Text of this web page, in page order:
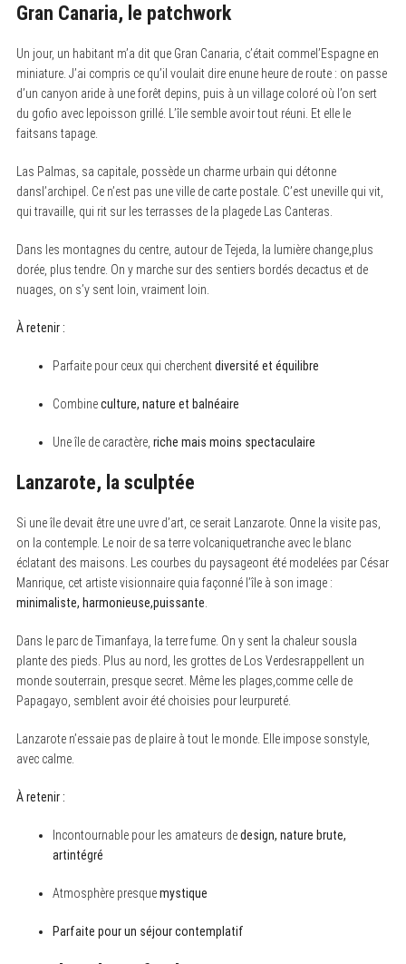
Gran Canaria, le patchwork
Un jour, un habitant m’a dit que Gran Canaria, c’était commel’Espagne en
miniature. J’ai compris ce qu’il voulait dire enune heure de route : on passe
d’un canyon aride à une forêt depins, puis à un village coloré où l’on sert
du gofio avec lepoisson grillé. L’île semble avoir tout réuni. Et elle le
faitsans tapage.
Las Palmas, sa capitale, possède un charme urbain qui détonne
dansl’archipel. Ce n’est pas une ville de carte postale. C’est uneville qui vit,
qui travaille, qui rit sur les terrasses de la plagede Las Canteras.
Dans les montagnes du centre, autour de Tejeda, la lumière change,plus
dorée, plus tendre. On y marche sur des sentiers bordés decactus et de
nuages, on s’y sent loin, vraiment loin.
À retenir :
Parfaite pour ceux qui cherchentdiversité et équilibre
Combineculture, nature et balnéaire
Une île de caractère, riche mais moins spectaculaire
Lanzarote, la sculptée
Si une île devait être une uvre d’art, ce serait Lanzarote. Onne la visite pas,
on la contemple. Le noir de sa terre volcaniquetranche avec le blanc
éclatant des maisons. Les courbes du paysageont été modelées par César
Manrique, cet artiste visionnaire quia façonné l’île à son image :
minimaliste, harmonieuse,puissante
Dans le parc de Timanfaya, la terre fume. On y sent la chaleur sousla
plante des pieds. Plus au nord, les grottes de Los Verdesrappellent un
monde souterrain, presque secret. Même les plages,comme celle de
Papagayo, semblent avoir été choisies pour leurpureté.
Lanzarote n’essaie pas de plaire à tout le monde. Elle impose sonstyle,
avec calme.
À retenir :
Incontournable pour les amateurs dedesign, nature brute,
artintégré
Atmosphère presquemystique
Parfaite pour un séjour contemplatif
e
f
o